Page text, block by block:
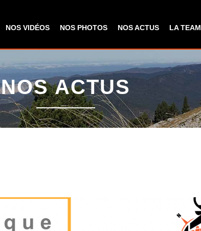
principal
NOS VIDÉOS NOS PHOTOS NOS ACTUS LA TEAM
NOS ACTUS